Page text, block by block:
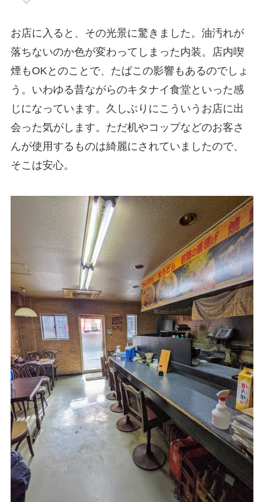
お店に入ると、その光景に驚きました。油汚れが
落ちないのか色が変わってしまった内装。店内喫
煙もOKとのことで、たばこの影響もあるのでしょ
う。いわゆる昔ながらのキタナイ食堂といった感
じになっています。久しぶりにこういうお店に出
会った気がします。ただ机やコップなどのお客さ
んが使用するものは綺麗にされていましたので、
そこは安心。